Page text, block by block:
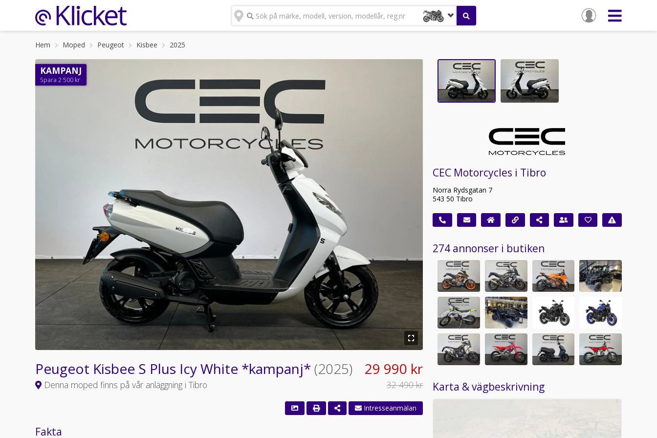
Sök på märke, modell, version, modellår, reg.nr
Hem Moped Peugeot Kisbee 2025
KAMPANJ
Spara 2 500 kr
Peugeot Kisbee S Plus Icy White *kampanj* (2025)
Denna moped finns på vår anläggning i Tibro
29 990 kr
32 490 kr
Intresseanmälan
Fakta
CEC Motorcycles i Tibro
Norra Rydsgatan 7
543 50 Tibro
274 annonser i butiken
Karta & vägbeskrivning